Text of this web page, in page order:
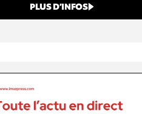
PLUS D’INFOS